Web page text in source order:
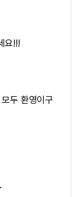
요!!!
두 환영이구